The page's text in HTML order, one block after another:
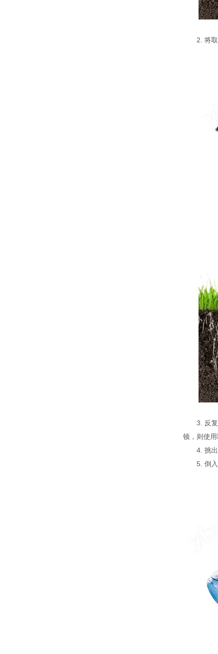
2. 将取土
3. 反复持
顿，则使
4. 挑出盆
5. 倒入适